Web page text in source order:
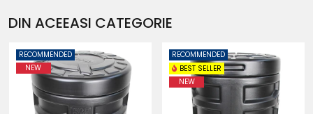
DIN ACEEASI CATEGORIE
RECOMMENDED
NEW
RECOMMENDED
BEST SELLER
NEW